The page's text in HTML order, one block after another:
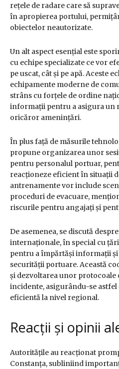
rețele de radare care să
în apropierea portului,
obiectelor neautorizate.
Un alt aspect esențial este
cu echipe specializate ce vor
pe uscat, cât și pe apă. Aceste
echipamente moderne de
strâns cu forțele de ordine
informații pentru a asigura un
oricăror amenințări.
În plus față de măsurile
propune organizarea unor
pentru personalul portuar,
reacționeze eficient în situații
antrenamente vor include
proceduri de evacuare,
riscurile pentru angajați și
De asemenea, se discută
internaționale, în special cu
pentru a împărtăși informații
securității portuare. Această
și dezvoltarea unor protocoale
incidente, asigurându-se
eficientă la nivel regional.
Reacții și opinii
Autoritățile au reacționat
Constanța, subliniind